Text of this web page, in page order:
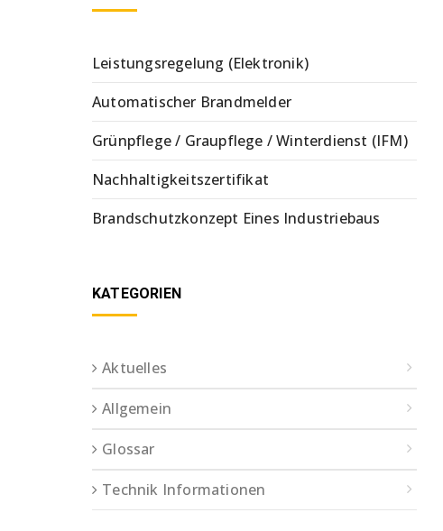
Leistungsregelung (Elektronik)
Automatischer Brandmelder
Grünpflege / Graupflege / Winterdienst (IFM)
Nachhaltigkeitszertifikat
Brandschutzkonzept Eines Industriebaus
KATEGORIEN
Aktuelles
Allgemein
Glossar
Technik Informationen